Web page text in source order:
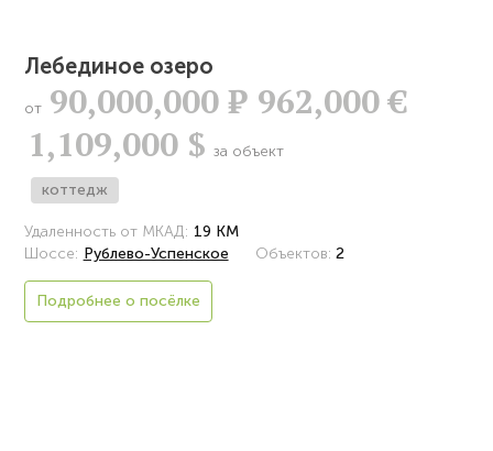
Лебединое озеро
от 90,000,000Р 962,000 €
1,109,000 $ за объект
коттедж
Удаленность от МКАД: 19 КМ
Шоссе: Рублево-Успенское Объектов: 2
Подробнее о посёлке